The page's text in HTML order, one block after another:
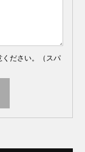
ださい。（スパ